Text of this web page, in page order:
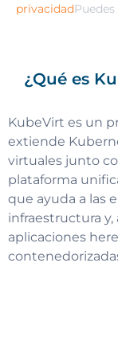
privacidad
¿Qué es
KubeVirt es un
extiende
virtuales junto
plataforma
que ayuda a las
infraestructura
aplicaciones